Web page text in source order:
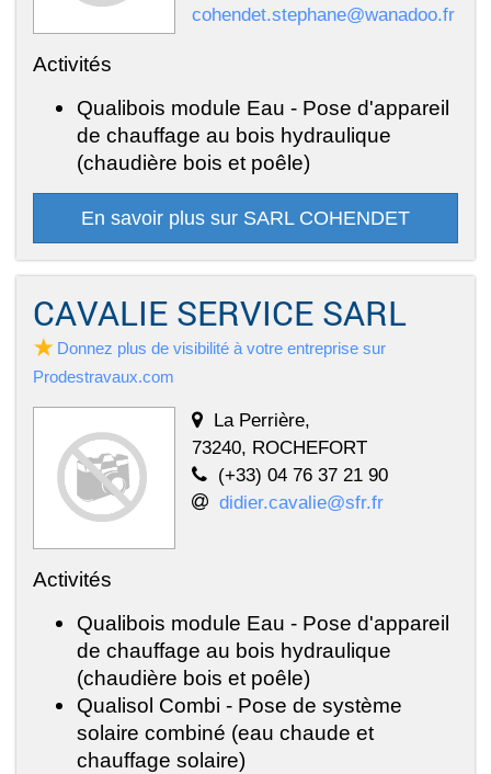
cohendet.stephane@wanadoo.fr
Activités
Qualibois module Eau - Pose d'appareil
de chauffage au bois hydraulique
(chaudière bois et poêle)
En savoir plus sur SARL COHENDET
CAVALIE SERVICE SARL
Donnez plus de visibilité à votre entreprise sur
Prodestravaux.com
La Perrière,
73240, ROCHEFORT
(+33) 04 76 37 21 90
didier.cavalie@sfr.fr
Activités
Qualibois module Eau - Pose d'appareil
de chauffage au bois hydraulique
(chaudière bois et poêle)
Qualisol Combi - Pose de système
solaire combiné (eau chaude et
chauffage solaire)